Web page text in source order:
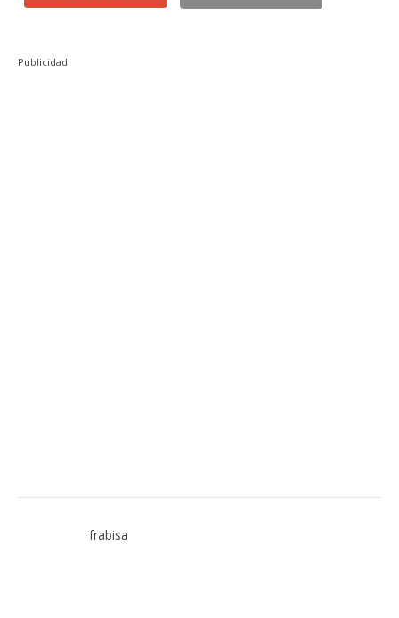
Publicidad
frabisa